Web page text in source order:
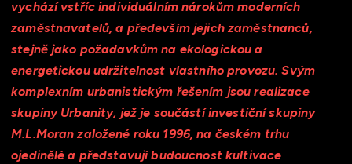
vychází vstříc individuálním nárokům moderních
zaměstnavatelů, a především jejich zaměstnanců,
stejně jako požadavkům na ekologickou a
energetickou udržitelnost vlastního provozu. Svým
komplexním urbanistickým řešením jsou realizace
skupiny Urbanity, jež je součástí investiční skupiny
M.L.Moran založené roku 1996, na českém trhu
ojedinělé a představují budoucnost kultivace